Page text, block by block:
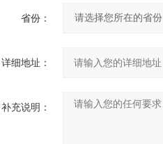
省份：
详细地址：
补充说明：